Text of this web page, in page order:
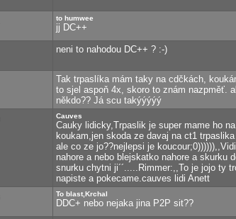
to humwee
jj DC++
neni to nahodou DC++ ? :-)
Tak trpaslíka mám taky na cdčkách,
to sjel aspoň 4x, skoro to znám nazpměť.
někdo?? Já scu takýýýýý
Cauves
Cauky lidicky,Trpaslik je super mame ho
koukam,jen skoda ze davaj na ct1
ale co ze jo??nejlepsi je
nahore a nebo blejskatko nahore a skurku
snurku chytni ji´´.....Rimmer:,,To je jojo ty
napiste a pokecame.cauves lidi Anett
To blast,Krchal
DDC+ nebo nejaka jina P2P sit??